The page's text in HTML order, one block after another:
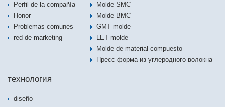
Perfil de la compañía
Honor
Problemas comunes
red de marketing
Molde SMC
Molde BMC
GMT molde
LET molde
Molde de material compuesto
Пресс-форма из углеродного волокна
технология
diseño